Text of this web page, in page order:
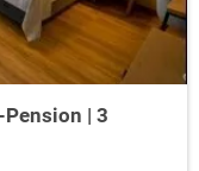
| 3